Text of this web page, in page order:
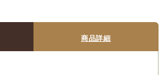
商品詳細